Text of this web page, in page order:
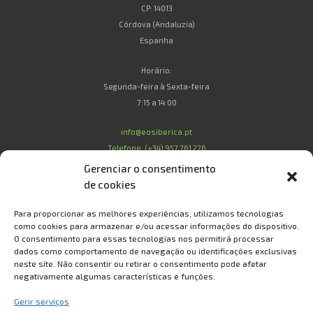
Gerenciar o consentimento
de cookies
Para proporcionar as melhores experiências, utilizamos tecnologias
como cookies para armazenar e/ou acessar informações do dispositivo.
O consentimento para essas tecnologias nos permitirá processar
dados como comportamento de navegação ou identificações exclusivas
neste site. Não consentir ou retirar o consentimento pode afetar
negativamente algumas características e funções.
Gerir serviços
CP: 14013
Córdova (Andaluzia)
Espanha
Horário:
Segunda-feira à Sexta-feira
7:15 a 14:00
info@eosiberica.pt
Telefone: (+34) 957 761 276
Condições de Compra
Condições de Garantia
Política de Privacidade e Proteção de Dados